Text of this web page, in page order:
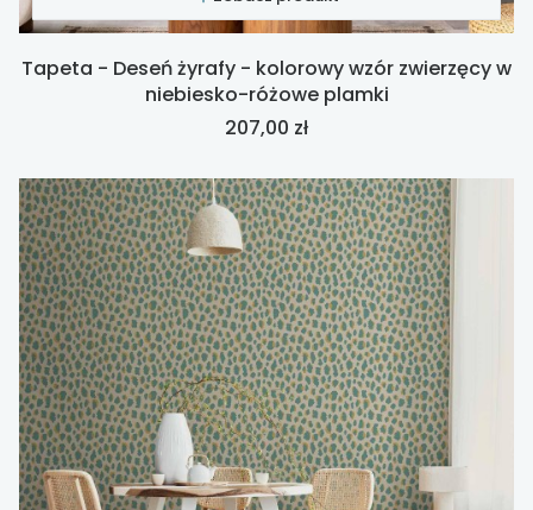
Tapeta - Deseń żyrafy - kolorowy wzór zwierzęcy w
niebiesko-różowe plamki
Cena
207,00 zł